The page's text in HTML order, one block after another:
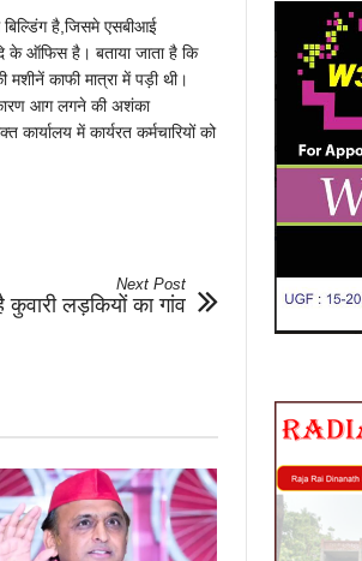
बिल्डिंग है,जिसमे एसबीआई
के ऑफिस है। बताया जाता है कि
मशीनें काफी मात्रा में पड़ी थी।
कारण आग लगने की अशंका
कार्यालय में कार्यरत कर्मचारियों को
Next Post
कुवारी लड़कियों का गांव